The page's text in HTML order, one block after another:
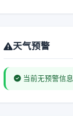
天气预警
当前无预警信息